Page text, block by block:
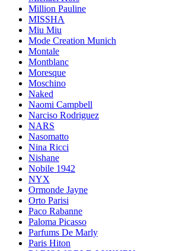
Million Pauline
MISSHA
Miu Miu
Mode Creation Munich
Montale
Montblanc
Moresque
Moschino
Naked
Naomi Campbell
Narciso Rodriguez
NARS
Nasomatto
Nina Ricci
Nishane
Nobile 1942
NYX
Ormonde Jayne
Orto Parisi
Paco Rabanne
Paloma Picasso
Parfums De Marly
Paris Hiton